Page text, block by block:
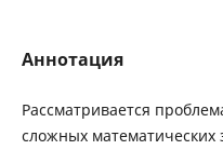
Аннотация
Рассматривается
сложных математических